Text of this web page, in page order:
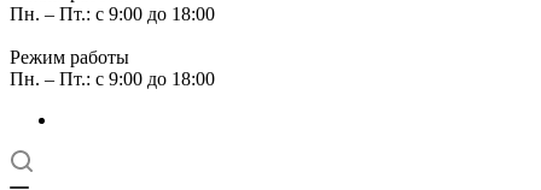
Пн. – Пт.: с 9:00 до 18:00
Режим работы
Пн. – Пт.: с 9:00 до 18:00